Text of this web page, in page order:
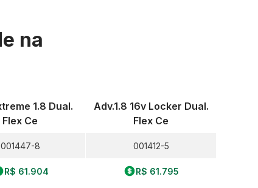
na
1.8 Dual.
Flex Ce
001447-8
R$ 61.904
Adv.1.8 16v Locker Dual.
Flex Ce
001412-5
R$ 61.795